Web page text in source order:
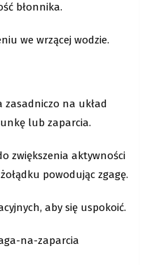
błonnika.
we wrzącej wodzie.
zasadniczo na układ
lub zaparcia.
zwiększenia aktywności
powodując zgagę.
aby się uspokoić.